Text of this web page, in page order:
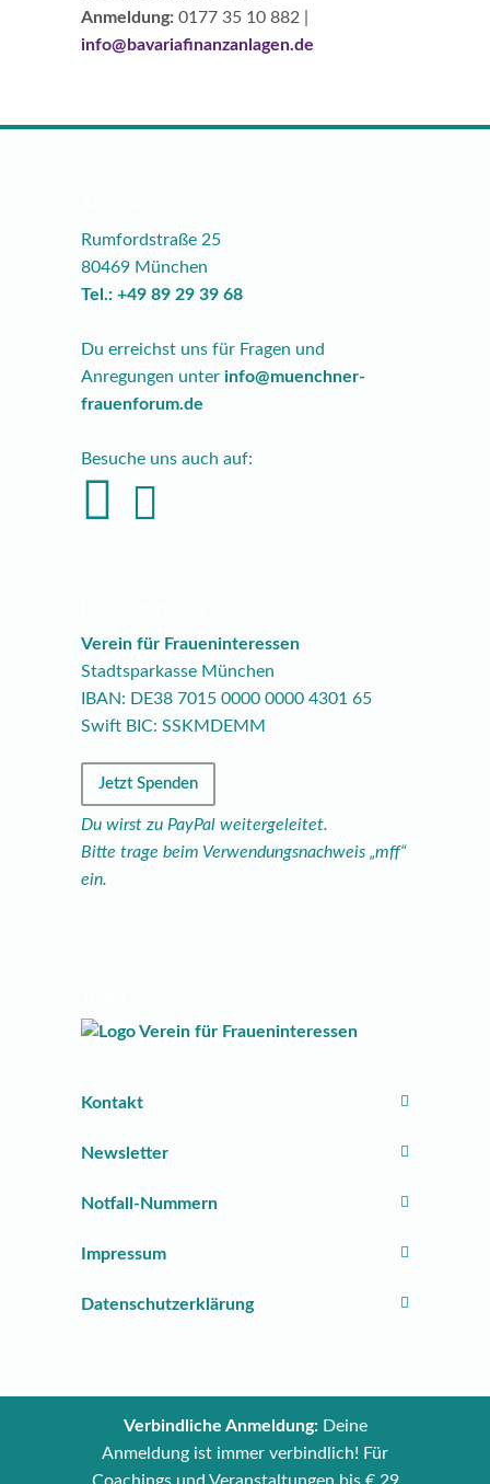
Anmeldung: 0177 35 10 882 |
info@bavariafinanzanlagen.de
Rumfordstraße 25
80469 München
Tel.: +49 89 29 39 68
Du erreichst uns für Fragen und
Anregungen unter info@muenchner-
frauenforum.de
Besuche uns auch auf:
Verein für Fraueninteressen
Stadtsparkasse München
IBAN: DE38 7015 0000 0000 4301 65
Swift BIC: SSKMDEMM
Jetzt Spenden
Du wirst zu PayPal weitergeleitet.
Bitte trage beim Verwendungsnachweis „mff“
ein.
Kontakt
Newsletter
Notfall-Nummern
Impressum
Datenschutzerklärung
Verbindliche Anmeldung:Deine
Anmeldung ist immer verbindlich! Für